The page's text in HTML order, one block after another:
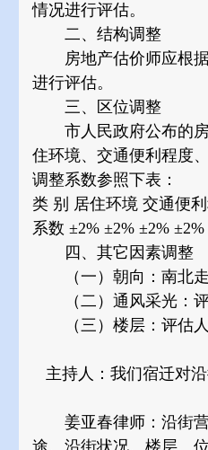
情况进行评估。
二、结构调整
房地产估价师应根据
进行评估。
三、区位调整
市人民政府公布的房
住环境、交通便利程度
调整系数参照下表：
类 别 居住环境 交通便
系数 ±2% ±2% ±2% ±2%
四、其它因素调整
（一）朝向：南北走
（二）通风采光：评
（三）楼层：评估人
主持人：我们宿迁对
姜亚春律师：沿街营
途、沿街状况、楼层、